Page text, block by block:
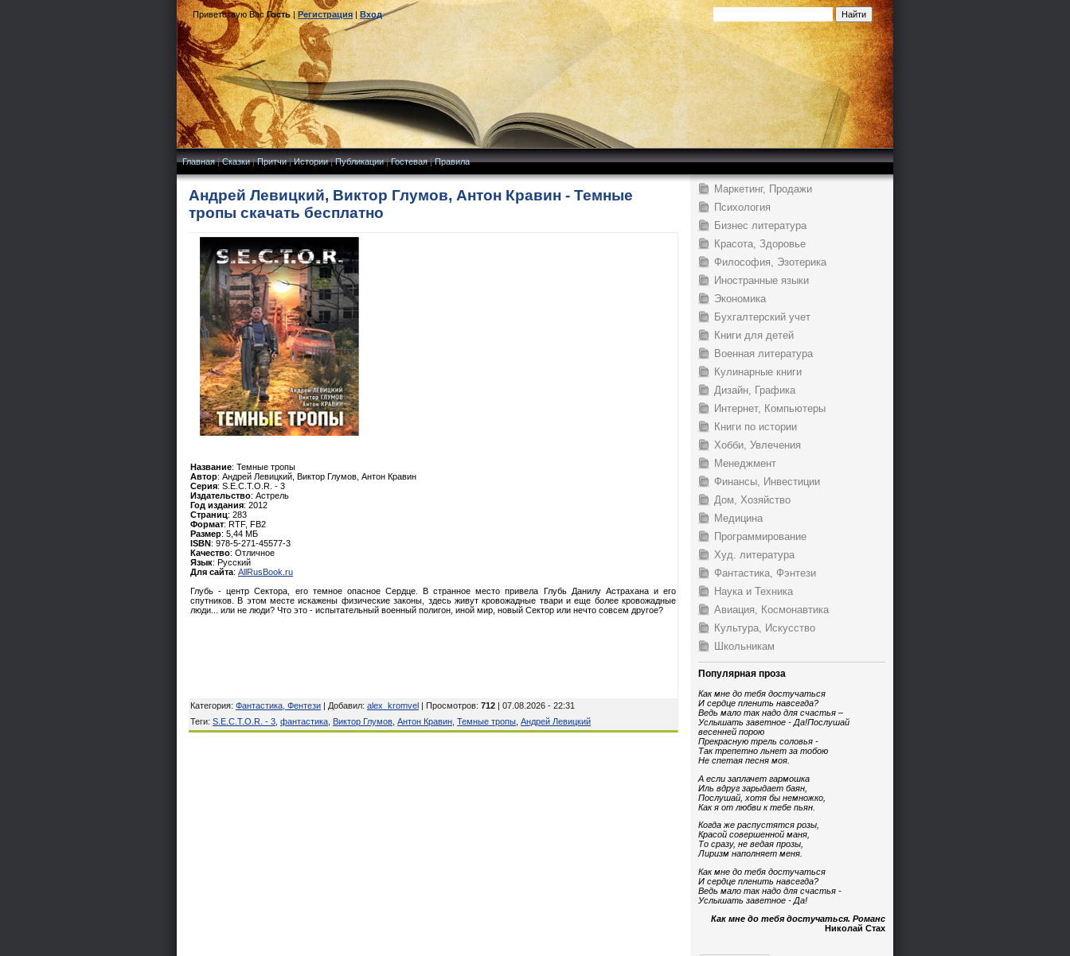
Приветствую Вас Гость|Регистрация|Вход
Главная|Сказки|Притчи|Истории|Публикации|Гостевая|Правила
Андрей Левицкий, Виктор Глумов, Антон Кравин - Темные
тропы скачать бесплатно
Название: Темные тропы
Автор: Андрей Левицкий, Виктор Глумов, Антон Кравин
Серия: S.E.C.T.O.R. - 3
Издательство: Астрель
Год издания: 2012
Страниц: 283
Формат: RTF, FB2
Размер: 5,44 МБ
ISBN: 978-5-271-45577-3
Качество: Отличное
Язык: Русский
Для сайта: AllRusBook.ru
Глубь - центр Сектора, его темное опасное Сердце. В странное место привела Глубь Данилу Астрахана и его
спутников. В этом месте искажены физические законы, здесь живут кровожадные твари и еще более кровожадные
люди... или не люди? Что это - испытательный военный полигон, иной мир, новый Сектор или нечто совсем другое?
Категория: Фантастика, Фентези | Добавил: alex_kromvel | Просмотров: 712 | 07.08.2026 - 22:31
Теги: S.E.C.T.O.R. - 3 фантастика Виктор Глумов Антон Кравин Темные тропы Андрей Левицкий
Маркетинг, Продажи
Психология
Бизнес литература
Красота, Здоровье
Философия, Эзотерика
Иностранные языки
Экономика
Бухгалтерский учет
Книги для детей
Военная литература
Кулинарные книги
Дизайн, Графика
Интернет, Компьютеры
Книги по истории
Хобби, Увлечения
Менеджмент
Финансы, Инвестиции
Дом, Хозяйство
Медицина
Программирование
Худ. литература
Фантастика, Фэнтези
Наука и Техника
Авиация, Космонавтика
Культура, Искусство
Школьникам
Популярная проза
Как мне до тебя достучаться
И сердце пленить навсегда?
Ведь мало так надо для счастья –
Услышать заветное - Да!Послушай
весенней порою
Прекрасную трель соловья -
Так трепетно льнет за тобою
Не спетая песня моя.
А если заплачет гармошка
Иль вдруг зарыдает баян,
Послушай, хотя бы немножко,
Как я от любви к тебе пьян.
Когда же распустятся розы,
Красой совершенной маня,
То сразу, не ведая прозы,
Лиризм наполняет меня.
Как мне до тебя достучаться
И сердце пленить навсегда?
Ведь мало так надо для счастья -
Услышать заветное - Да!
Как мне до тебя достучаться. Романс
Николай Стах